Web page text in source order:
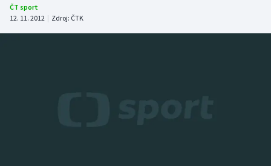
Tenis
Atletika
ČT sport
12. 11. 2012 | Zdroj: ČTK